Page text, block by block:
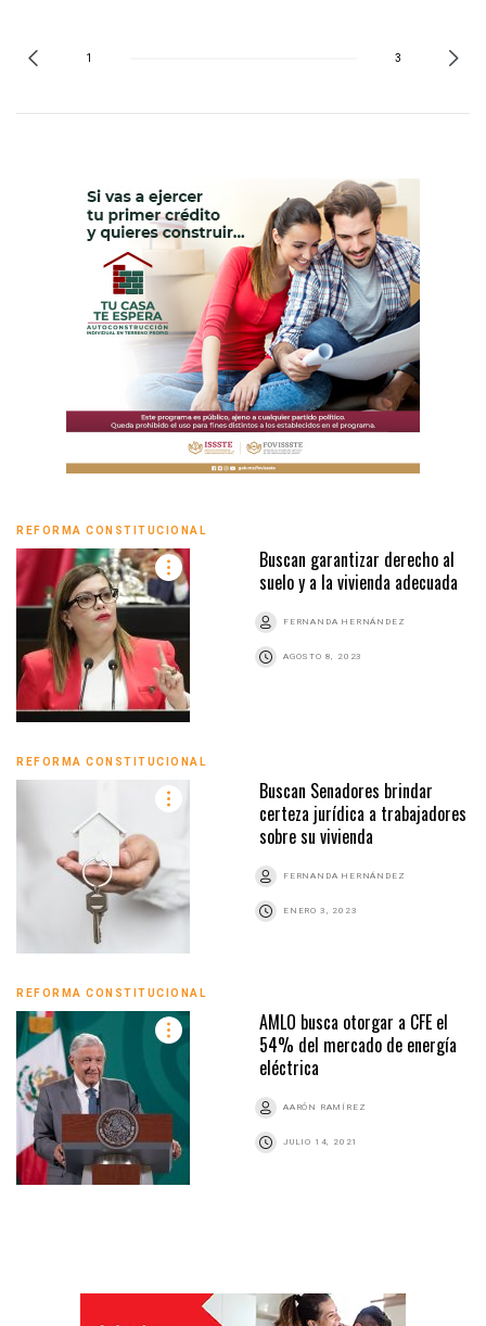
1 3
REFORMA CONSTITUCIONAL
Buscan garantizar derecho al
suelo y a la vivienda adecuada
FERNANDA HERNÁNDEZ
AGOSTO 8, 2023
REFORMA CONSTITUCIONAL
Buscan Senadores brindar
certeza jurídica a trabajadores
sobre su vivienda
FERNANDA HERNÁNDEZ
ENERO 3, 2023
REFORMA CONSTITUCIONAL
AMLO busca otorgar a CFE el
54% del mercado de energía
eléctrica
AARÓN RAMÍREZ
JULIO 14, 2021